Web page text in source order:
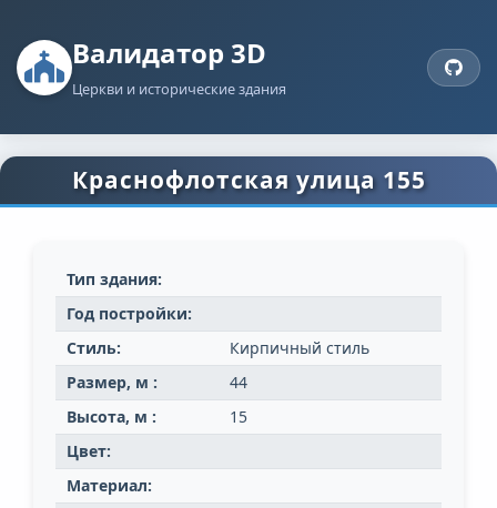
Валидатор 3D
Церкви и исторические здания
Краснофлотская улица 155
Тип здания:
Год постройки:
Стиль:
Кирпичный стиль
Размер, м :
44
Высота, м :
15
Цвет:
Материал: